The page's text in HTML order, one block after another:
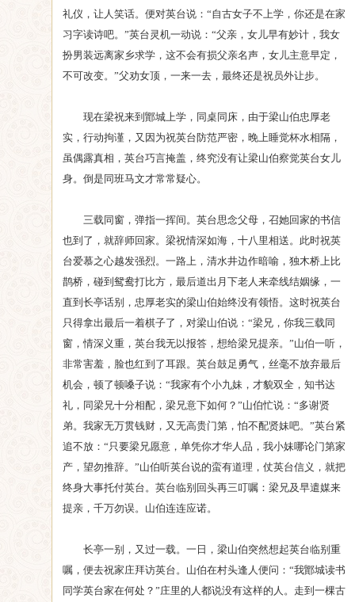
礼仪，让人笑话。便对英台说：“自古女子不上学，你还是在家
习字读诗吧。”英台灵机一动说：“父亲，女儿早有妙计，我女
扮男装远离家乡求学，这不会有损父亲名声，女儿主意早定，
不可改变。”父劝女顶，一来一去，最终还是祝员外让步。
现在梁祝来到鄮城上学，同桌同床，由于梁山伯忠厚老
实，行动拘谨，又因为祝英台防范严密，晚上睡觉杯水相隔，
虽偶露真相，英台巧言掩盖，终究没有让梁山伯察觉英台女儿
身。倒是同班马文才常常疑心。
三载同窗，弹指一挥间。英台思念父母，召她回家的书信
也到了，就辞师回家。梁祝情深如海，十八里相送。此时祝英
台爱慕之心越发强烈。一路上，清水井边作暗喻，独木桥上比
鹊桥，碰到鸳鸯打比方，最后道出月下老人来牵线结姻缘，一
直到长亭话别，忠厚老实的梁山伯始终没有领悟。这时祝英台
只得拿出最后一着棋子了，对梁山伯说：“梁兄，你我三载同
窗，情深义重，英台我无以报答，想给梁兄提亲。”山伯一听，
非常害羞，脸也红到了耳跟。英台鼓足勇气，丝毫不放弃最后
机会，顿了顿嗓子说：“我家有个小九妹，才貌双全，知书达
礼，同梁兄十分相配，梁兄意下如何？”山伯忙说：“多谢贤
弟。我家无万贯钱财，又无高贵门第，怕不配贤妹吧。”英台紧
追不放：“只要梁兄愿意，单凭你才华人品，我小妹哪论门第家
产，望勿推辞。”山伯听英台说的蛮有道理，仗英台信义，就把
终身大事托付英台。英台临别回头再三叮嘱：梁兄及早遣媒来
提亲，千万勿误。山伯连连应诺。
长亭一别，又过一载。一日，梁山伯突然想起英台临别重
嘱，便去祝家庄拜访英台。山伯在村头逢人便问：“我鄮城读书
同学英台家在何处？”庄里的人都说没有这样的人。走到一棵古